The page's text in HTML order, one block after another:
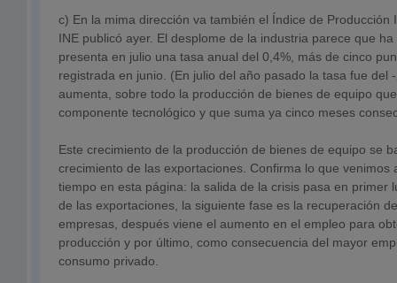
c) En la mima dirección va también el Índice de Producción
INE publicó ayer. El desplome de la industria parece que
presenta en julio una tasa anual del 0,4%, más de cinco
registrada en junio. (En julio del año pasado la tasa fue del
aumenta, sobre todo la producción de bienes de equipo
componente tecnológico y que suma ya cinco meses
Este crecimiento de la producción de bienes de equipo se
crecimiento de las exportaciones. Confirma lo que venimos
tiempo en esta página: la salida de la crisis pasa en primer
de las exportaciones, la siguiente fase es la recuperación
empresas, después viene el aumento en el empleo para
producción y por último, como consecuencia del mayor
consumo privado.